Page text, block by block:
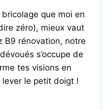
que moi en
zéro), mieux vaut
B9 rénovation, notre
s’occupe de
tes visions en
le petit doigt !